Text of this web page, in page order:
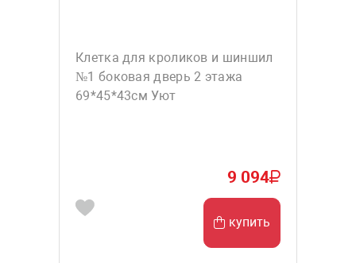
Клетка для кроликов и шиншил
№1 боковая дверь 2 этажа
69*45*43см Уют
9 094
купить